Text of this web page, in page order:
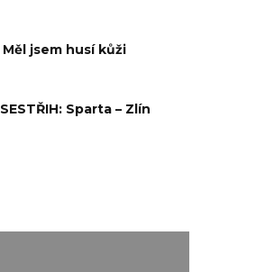
Měl jsem husí kůži
SESTŘIH: Sparta – Zlín